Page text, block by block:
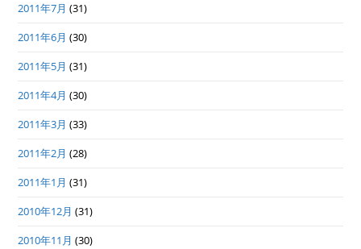
2011年7月 (31)
2011年6月 (30)
2011年5月 (31)
2011年4月 (30)
2011年3月 (33)
2011年2月 (28)
2011年1月 (31)
2010年12月 (31)
2010年11月 (30)